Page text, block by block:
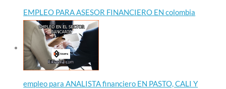
EMPLEO PARA ASESOR FINANCIERO EN colombia
empleo para ANALISTA financiero EN PASTO, CALI Y